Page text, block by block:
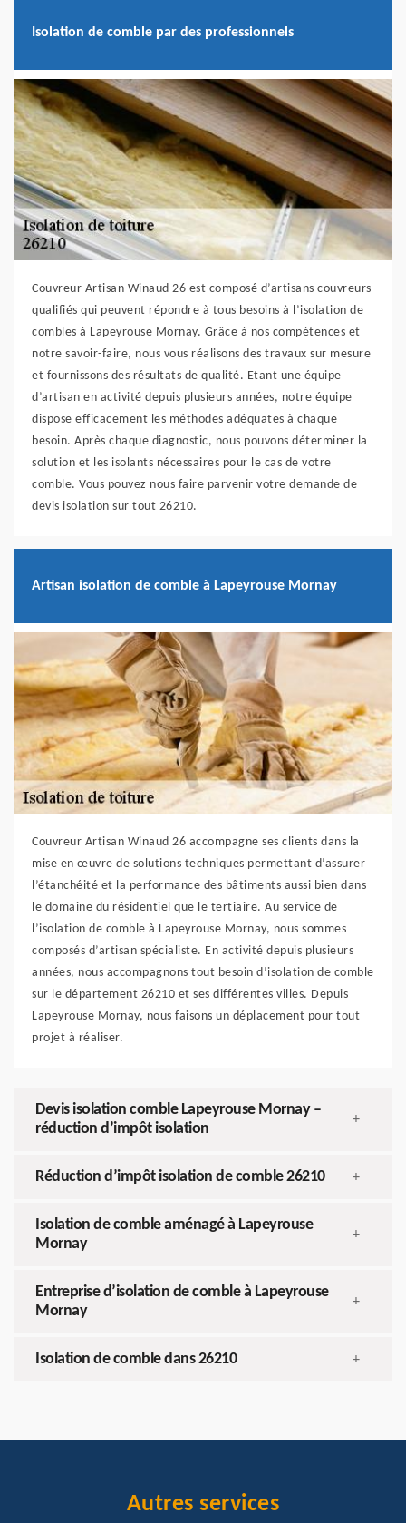
Isolation de comble par des professionnels
Couvreur Artisan Winaud 26 est composé d’artisans couvreurs
qualifiés qui peuvent répondre à tous besoins à l’isolation de
combles à Lapeyrouse Mornay. Grâce à nos compétences et
notre savoir-faire, nous vous réalisons des travaux sur mesure
et fournissons des résultats de qualité. Etant une équipe
d’artisan en activité depuis plusieurs années, notre équipe
dispose efficacement les méthodes adéquates à chaque
besoin. Après chaque diagnostic, nous pouvons déterminer la
solution et les isolants nécessaires pour le cas de votre
comble. Vous pouvez nous faire parvenir votre demande de
devis isolation sur tout 26210.
Artisan isolation de comble à Lapeyrouse Mornay
Couvreur Artisan Winaud 26 accompagne ses clients dans la
mise en œuvre de solutions techniques permettant d’assurer
l’étanchéité et la performance des bâtiments aussi bien dans
le domaine du résidentiel que le tertiaire. Au service de
l’isolation de comble à Lapeyrouse Mornay, nous sommes
composés d’artisan spécialiste. En activité depuis plusieurs
années, nous accompagnons tout besoin d’isolation de comble
sur le département 26210 et ses différentes villes. Depuis
Lapeyrouse Mornay, nous faisons un déplacement pour tout
projet à réaliser.
Devis isolation comble Lapeyrouse Mornay –
réduction d’impôt isolation
+
Réduction d’impôt isolation de comble 26210 +
Isolation de comble aménagé à Lapeyrouse
Mornay
+
Entreprise d’isolation de comble à Lapeyrouse
Mornay
+
Isolation de comble dans 26210 +
Autres services